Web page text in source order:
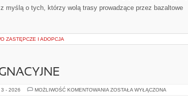
z myślą o tych, którzy wolą trasy prowadzące przez bazaltowe
ZASTĘPCZE I ADOPCJA
3 - 2026 MOŻLIWOŚĆ KOMENTOWANIA PORADY
ZOSTAŁA WYŁĄCZONA